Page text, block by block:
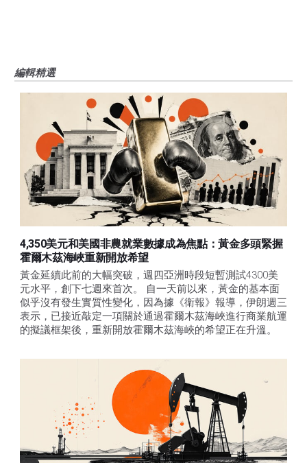
編輯精選
4,350美元和美國非農就業數據成為焦點：黃金多頭緊握
霍爾木茲海峽重新開放希望
黃金延續此前的大幅突破，週四亞洲時段短暫測試4300美
元水平，創下七週來首次。 自一天前以來，黃金的基本面
似乎沒有發生實質性變化，因為據《衛報》報導，伊朗週三
表示，已接近敲定一項關於通過霍爾木茲海峽進行商業航運
的擬議框架後，重新開放霍爾木茲海峽的希望正在升溫。